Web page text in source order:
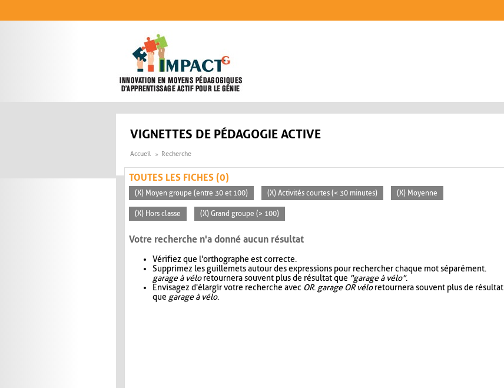
VIGNETTES DE PÉDAGOGIE ACTIVE
Accueil Recherche
TOUTES LES FICHES (0)
(X) Moyen groupe (entre 30 et 100) (X) Activités courtes (< 30 minutes) (X) Moyenne
(X) Hors classe (X) Grand groupe (> 100)
Votre recherche n'a donné aucun résultat
Vérifiez que l'orthographe est correcte.
Supprimez les guillemets autour des expressions pour rechercher chaque mot séparément.
garage à véloretournera souvent plus de résultat que "garage à vélo".
Envisagez d'élargir votre recherche avec OR. garage OR véloretournera souvent plus de résultat
que garage à vélo.